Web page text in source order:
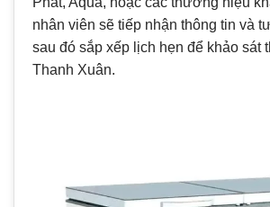
nhân viên sẽ tiếp nhận thông tin và
sau đó sắp xếp lịch hẹn để khảo sát
Thanh Xuân.